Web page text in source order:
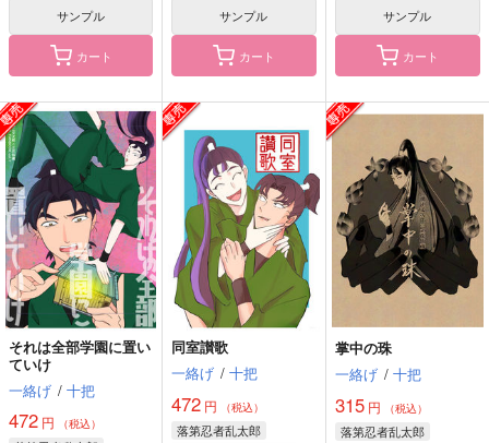
サンプル
カート
サンプル
カート
サンプル
カート
それは全部学園に置い
ていけ
一絡げ / 十把
472 円 （税込）
同室讃歌
一絡げ / 十把
472 円 （税込）
落第忍者乱太郎
掌中の珠
一絡げ / 十把
315円 （税込）
落第忍者乱太郎